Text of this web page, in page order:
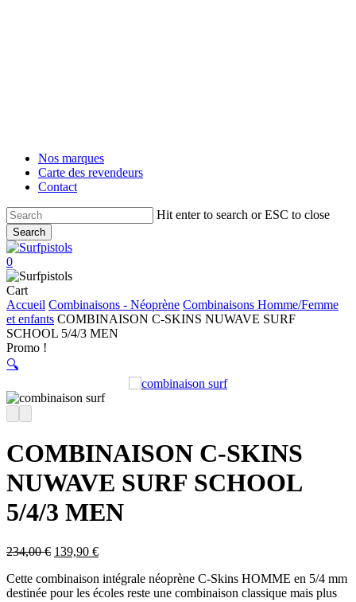
Nos marques
Carte des revendeurs
Contact
Hit enter to search or ESC to close
Search
Close
Search
account
0
Menu
CartClose
Cart
Accueil Combinaisons - Néoprène Combinaisons Homme/Femme
et enfants COMBINAISON C-SKINS NUWAVE SURF
SCHOOL 5/4/3 MEN
Promo !
🔍
COMBINAISON C-SKINS
NUWAVE SURF SCHOOL
5/4/3 MEN
234,00€ Le
initial
était :
139,90 €Le
actuel
est :
Cette combinaison intégrale néoprène C-Skins HOMME en 5/4 mm
destinée pour les écoles reste une combinaison classique mais plus